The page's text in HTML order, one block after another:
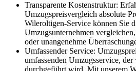
Transparente Kostenstruktur:
Umzugspreisvergleich absolute
Wileroltigen-Service können Sie
Umzugsunternehmen
oder unangenehme
Umfassender Service:
umfassenden Umzugsservice,
durchgeführt wird. Mit unserem